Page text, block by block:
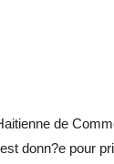
de
donn?e pour